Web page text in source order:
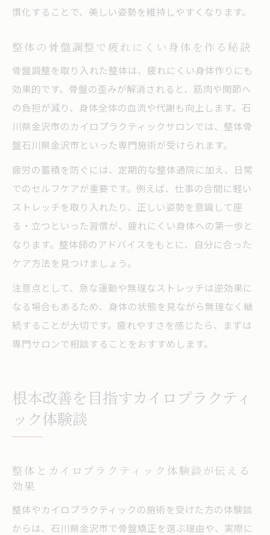
慣化することで、美しい姿勢を維持しやすくなります。
整体の骨盤調整で疲れにくい身体を作る秘訣
骨盤調整を取り入れた整体は、疲れにくい身体作りにも
効果的です。骨盤の歪みが解消されると、筋肉や関節へ
の負担が減り、身体全体の血流や代謝も向上します。石
川県金沢市のカイロプラクティックサロンでは、整体骨
盤石川県金沢市といった専門施術が受けられます。
疲労の蓄積を防ぐには、定期的な整体通院に加え、日常
でのセルフケアが重要です。例えば、仕事の合間に軽い
ストレッチを取り入れたり、正しい姿勢を意識して座
る・立つといった習慣が、疲れにくい身体への第一歩と
なります。整体師のアドバイスをもとに、自分に合った
ケア方法を見つけましょう。
注意点として、急な運動や無理なストレッチは逆効果に
なる場合もあるため、身体の状態を見ながら無理なく継
続することが大切です。疲れやすさを感じたら、まずは
専門サロンで相談することをおすすめします。
根本改善を目指すカイロプラクティ
ック体験談
整体とカイロプラクティック体験談が伝える
効果
整体やカイロプラクティックの施術を受けた方の体験談
からは、石川県金沢市で骨盤矯正を選ぶ理由や、実際に